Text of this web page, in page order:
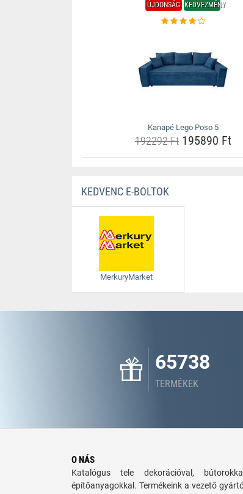
ÚJDONSÁG KEDVEZMÉNY
Kanapé Lego Poso 5
192292 Ft195890 Ft
KEDVENC E-BOLTOK
MerkuryMarket
65738
TERMÉKEK
O NÁS
Katalógus tele dekorációval,
építőanyagokkal. Termékeink a vezető